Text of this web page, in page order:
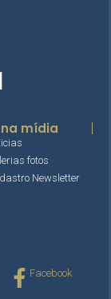
na mídia
fotos
Newsletter
Facebook